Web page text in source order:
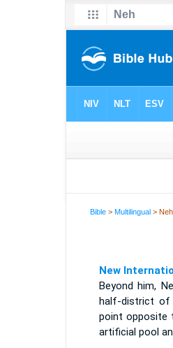
Bible >Multilingual >
New
Beyond him,
half-district of
point opposite
artificial pool